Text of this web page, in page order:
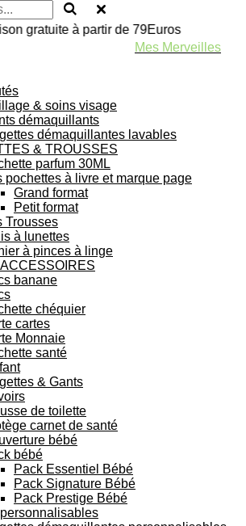
gratuite à partir de 79Euros
Mes Merveilles
& soins visage
démaquillants
démaquillantes lavables
& TROUSSES
parfum 30ML
pochettes à livre et marque page
Grand format
Petit format
Trousses
à lunettes
à pinces à linge
banane
chéquier
cartes
Monnaie
santé
& Gants
de toilette
carnet de santé
bébé
bébé
Pack Essentiel Bébé
Pack Signature Bébé
Pack Prestige Bébé